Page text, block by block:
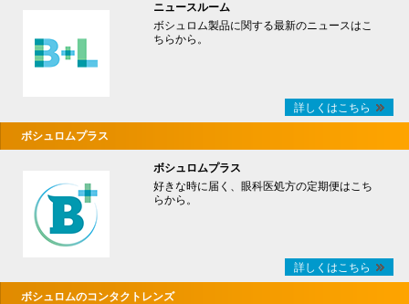
ニュースルーム
ボシュロム製品に関する最新のニュースはこ
ちらから。
詳しくはこちら
ボシュロムプラス
ボシュロムプラス
好きな時に届く、眼科医処方の定期便はこち
らから。
詳しくはこちら
ボシュロムのコンタクトレンズ